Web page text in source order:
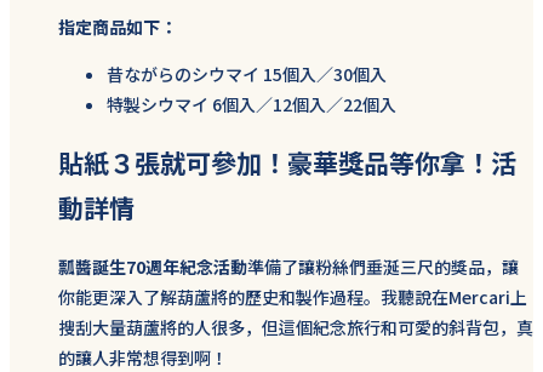
指定商品如下：
昔ながらのシウマイ 15個入／30個入
特製シウマイ 6個入／12個入／22個入
貼紙３張就可參加！豪華獎品等你拿！活
動詳情
瓢醬誕生70週年紀念活動準備了讓粉絲們垂涎三尺的獎品，讓
你能更深入了解葫蘆將的歷史和製作過程。我聽說在Mercari上
搜刮大量葫蘆將的人很多，但這個紀念旅行和可愛的斜背包，真
的讓人非常想得到啊！